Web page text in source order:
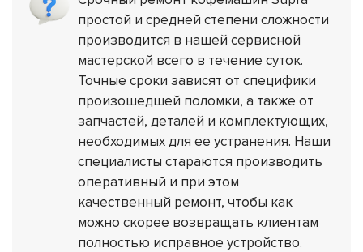
простой и средней степени сложности
производится в нашей сервисной
мастерской всего в течение суток.
Точные сроки зависят от специфики
произошедшей поломки, а также от
запчастей, деталей и комплектующих,
необходимых для ее устранения. Наши
специалисты стараются производить
оперативный и при этом
качественный ремонт, чтобы как
можно скорее возвращать клиентам
полностью исправное устройство.